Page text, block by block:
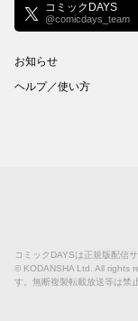
コミックDAYS
@comicdays_team
お知らせ
ヘルプ／使い方
コミックDAYSは正規版配信
© KODANSHA Ltd. All rights
す。無断複製転載放送等は禁